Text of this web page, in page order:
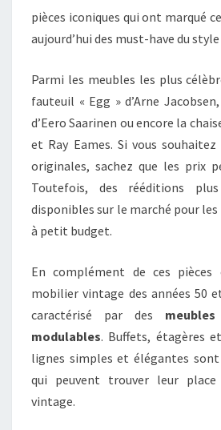
pièces iconiques qui ont marqué
aujourd’hui des must-have du
Parmi les meubles les plus
fauteuil « Egg » d’Arne
d’Eero Saarinen ou encore la
et Ray Eames. Si vous souhaitez
originales, sachez que les prix
Toutefois, des rééditions
disponibles sur le marché pour
à petit budget.
En complément de ces pièces
mobilier vintage des années 50
caractérisé par des
modulables. Buffets, étagères
lignes simples et élégantes
qui peuvent trouver leur
vintage.